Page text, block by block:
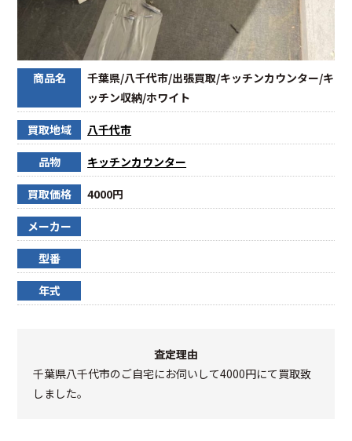
商品名
千葉県/八千代市/出張買取/キッチンカウンター/キ
ッチン収納/ホワイト
買取地域 八千代市
品物 キッチンカウンター
買取価格 4000円
メーカー
型番
年式
査定理由
千葉県八千代市のご自宅にお伺いして4000円にて買取致
しました。